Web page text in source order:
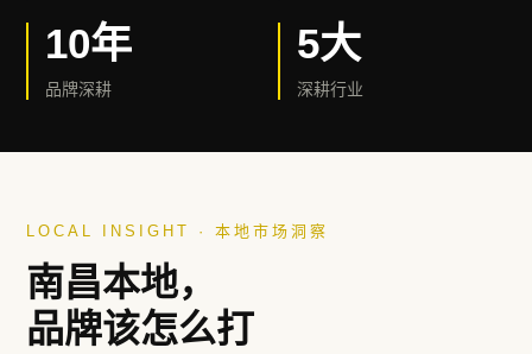
10年
品牌深耕
5大
深耕行业
LOCAL INSIGHT · 本地市场洞察
南昌本地，
品牌该怎么打